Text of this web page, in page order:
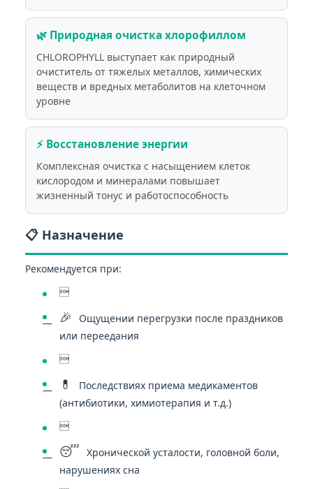
🌿 Природная очистка хлорофиллом
CHLOROPHYLL выступает как природный
очиститель от тяжелых металлов, химических
веществ и вредных метаболитов на клеточном
уровне
⚡ Восстановление энергии
Комплексная очистка с насыщением клеток
кислородом и минералами повышает
жизненный тонус и работоспособность
📋 Назначение
Рекомендуется при:

🎉
Ощущении перегрузки после праздников
или переедания

💊
Последствиях приема медикаментов
(антибиотики, химиотерапия и т.д.)

😴 Хронической усталости, головной боли,
нарушениях сна